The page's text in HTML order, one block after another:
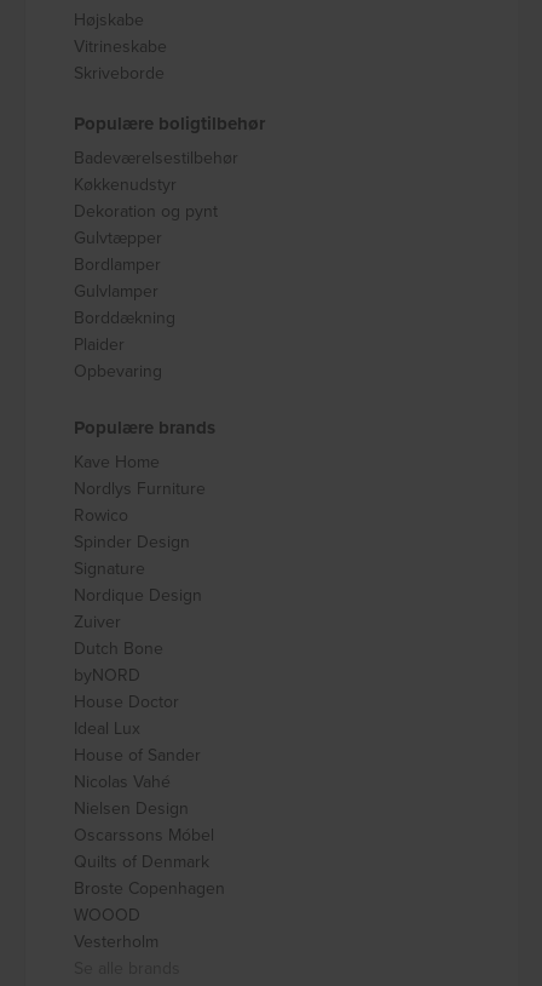
Højskabe
Vitrineskabe
Skriveborde
Populære boligtilbehør
Badeværelsestilbehør
Køkkenudstyr
Dekoration og pynt
Gulvtæpper
Bordlamper
Gulvlamper
Borddækning
Plaider
Opbevaring
Populære brands
Kave Home
Nordlys Furniture
Rowico
Spinder Design
Signature
Nordique Design
Zuiver
Dutch Bone
byNORD
House Doctor
Ideal Lux
House of Sander
Nicolas Vahé
Nielsen Design
Oscarssons Móbel
Quilts of Denmark
Broste Copenhagen
WOOOD
Vesterholm